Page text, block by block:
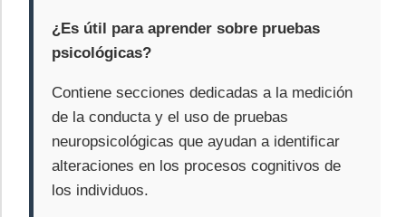
¿Es útil para aprender sobre pruebas
psicológicas?
Contiene secciones dedicadas a la medición
de la conducta y el uso de pruebas
neuropsicológicas que ayudan a identificar
alteraciones en los procesos cognitivos de
los individuos.